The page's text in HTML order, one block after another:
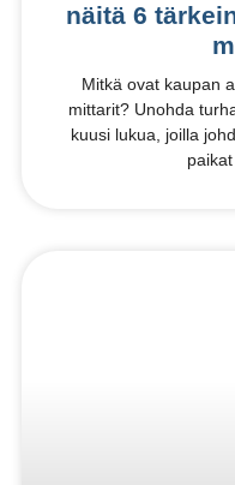
näitä 6
Mitkä ovat kaupan
mittarit? Unohda
kuusi lukua, joilla